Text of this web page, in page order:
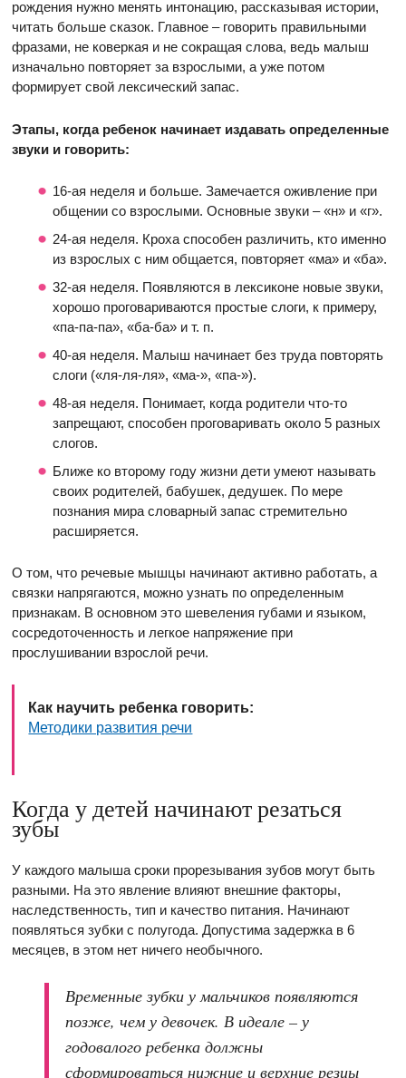
рождения нужно менять интонацию, рассказывая истории,
читать больше сказок. Главное – говорить правильными
фразами, не коверкая и не сокращая слова, ведь малыш
изначально повторяет за взрослыми, а уже потом
формирует свой лексический запас.
Этапы, когда ребенок начинает издавать определенные
звуки и говорить:
16-ая неделя и больше. Замечается оживление при
общении со взрослыми. Основные звуки – «н» и «г».
24-ая неделя. Кроха способен различить, кто именно
из взрослых с ним общается, повторяет «ма» и «ба».
32-ая неделя. Появляются в лексиконе новые звуки,
хорошо проговариваются простые слоги, к примеру,
«па-па-па», «ба-ба» и т. п.
40-ая неделя. Малыш начинает без труда повторять
слоги («ля-ля-ля», «ма-», «па-»).
48-ая неделя. Понимает, когда родители что-то
запрещают, способен проговаривать около 5 разных
слогов.
Ближе ко второму году жизни дети умеют называть
своих родителей, бабушек, дедушек. По мере
познания мира словарный запас стремительно
расширяется.
О том, что речевые мышцы начинают активно работать, а
связки напрягаются, можно узнать по определенным
признакам. В основном это шевеления губами и языком,
сосредоточенность и легкое напряжение при
прослушивании взрослой речи.
Как научить ребенка говорить:
Методики развития речи
Когда у детей начинают резаться
зубы
У каждого малыша сроки прорезывания зубов могут быть
разными. На это явление влияют внешние факторы,
наследственность, тип и качество питания. Начинают
появляться зубки с полугода. Допустима задержка в 6
месяцев, в этом нет ничего необычного.
Временные зубки у мальчиков появляются
позже, чем у девочек. В идеале – у
годовалого ребенка должны
сформироваться нижние и верхние резцы